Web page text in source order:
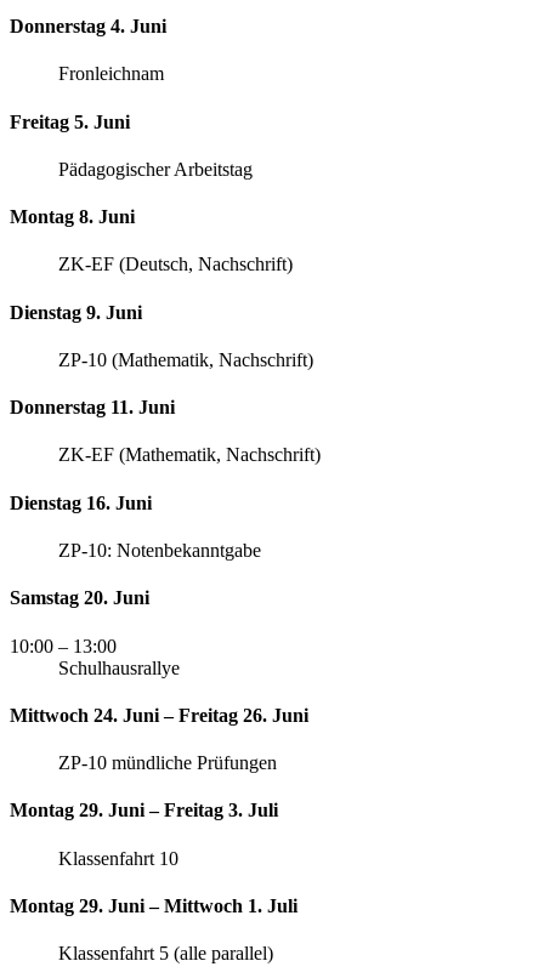
Donnerstag 4. Juni
Fronleichnam
Freitag 5. Juni
Pädagogischer Arbeitstag
Montag 8. Juni
ZK-EF (Deutsch, Nachschrift)
Dienstag 9. Juni
ZP-10 (Mathematik, Nachschrift)
Donnerstag 11. Juni
ZK-EF (Mathematik, Nachschrift)
Dienstag 16. Juni
ZP-10: Notenbekanntgabe
Samstag 20. Juni
10:00 – 13:00
Schulhausrallye
Mittwoch 24. Juni – Freitag 26. Juni
ZP-10 mündliche Prüfungen
Montag 29. Juni – Freitag 3. Juli
Klassenfahrt 10
Montag 29. Juni – Mittwoch 1. Juli
Klassenfahrt 5 (alle parallel)